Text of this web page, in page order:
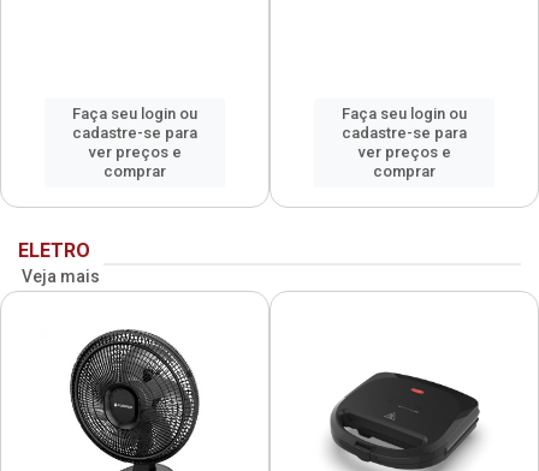
Faça seu login ou
cadastre-se para
ver preços e
comprar
Faça seu login ou
cadastre-se para
ver preços e
comprar
ELETRO
Veja mais